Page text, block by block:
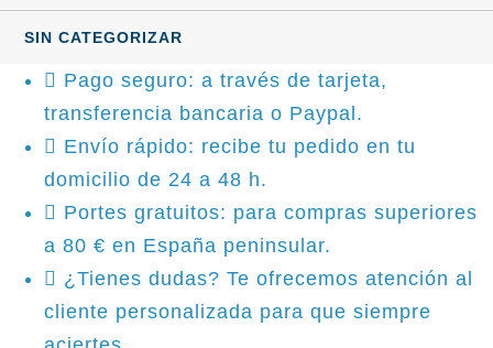
SIN CATEGORIZAR
Pago seguro: a través de tarjeta,
transferencia bancaria o Paypal.
Envío rápido: recibe tu pedido en tu
domicilio de 24 a 48 h.
Portes gratuitos: para compras superiores
a 80 € en España peninsular.
¿Tienes dudas? Te ofrecemos atención al
cliente personalizada para que siempre